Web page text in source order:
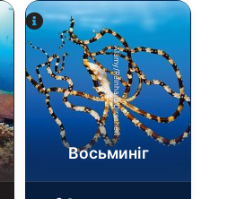
Alamy/Reinhard Dirscherl
Восьминіг